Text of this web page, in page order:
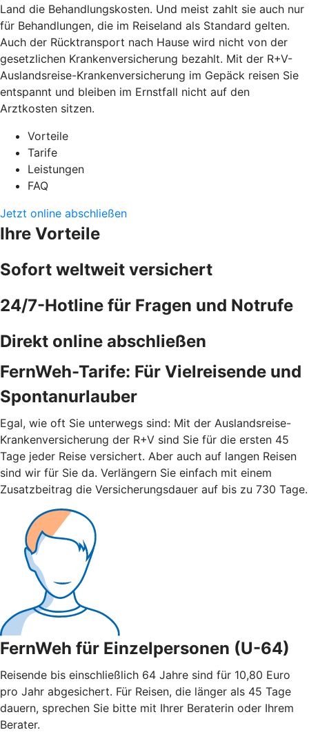
Land die Behandlungskosten. Und meist zahlt sie auch nur
für Behandlungen, die im Reiseland als Standard gelten.
Auch der Rücktransport nach Hause wird nicht von der
gesetzlichen Krankenversicherung bezahlt. Mit der R+V-
Auslandsreise-Krankenversicherung im Gepäck reisen Sie
entspannt und bleiben im Ernstfall nicht auf den
Arztkosten sitzen.
Vorteile
Tarife
Leistungen
FAQ
Jetzt online abschließen
Ihre Vorteile
Sofort weltweit versichert
24/7-Hotline für Fragen und Notrufe
Direkt online abschließen
FernWeh-Tarife: Für Vielreisende und
Spontanurlauber
Egal, wie oft Sie unterwegs sind: Mit der Auslandsreise-
Krankenversicherung der R+V sind Sie für die ersten 45
Tage jeder Reise versichert. Aber auch auf langen Reisen
sind wir für Sie da. Verlängern Sie einfach mit einem
Zusatzbeitrag die Versicherungsdauer auf bis zu 730 Tage.
FernWeh für Einzelpersonen (U-64)
Reisende bis einschließlich 64 Jahre sind für 10,80 Euro
pro Jahr abgesichert. Für Reisen, die länger als 45 Tage
dauern, sprechen Sie bitte mit Ihrer Beraterin oder Ihrem
Berater.